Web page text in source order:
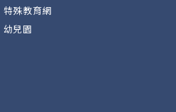
特殊教育網
幼兒園